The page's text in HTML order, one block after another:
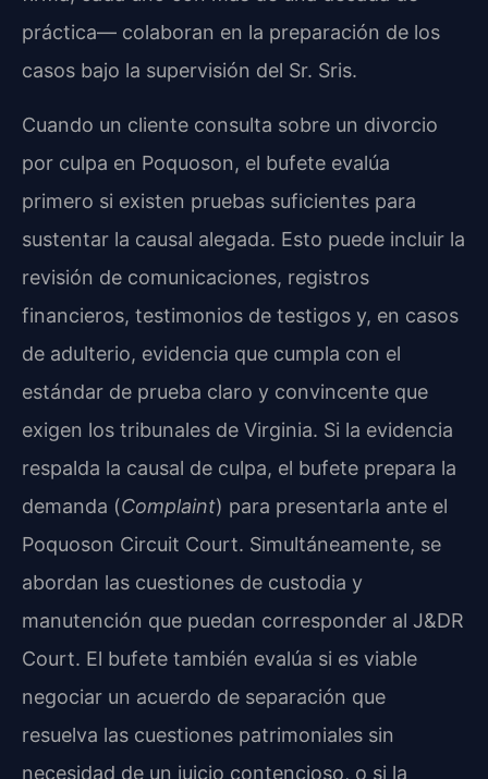
práctica— colaboran en la preparación de los
casos bajo la supervisión del Sr. Sris.
Cuando un cliente consulta sobre un divorcio
por culpa en Poquoson, el bufete evalúa
primero si existen pruebas suficientes para
sustentar la causal alegada. Esto puede incluir la
revisión de comunicaciones, registros
financieros, testimonios de testigos y, en casos
de adulterio, evidencia que cumpla con el
estándar de prueba claro y convincente que
exigen los tribunales de Virginia. Si la evidencia
respalda la causal de culpa, el bufete prepara la
demanda (Complaint) para presentarla ante el
Poquoson Circuit Court. Simultáneamente, se
abordan las cuestiones de custodia y
manutención que puedan corresponder al J&DR
Court. El bufete también evalúa si es viable
negociar un acuerdo de separación que
resuelva las cuestiones patrimoniales sin
necesidad de un juicio contencioso, o si la